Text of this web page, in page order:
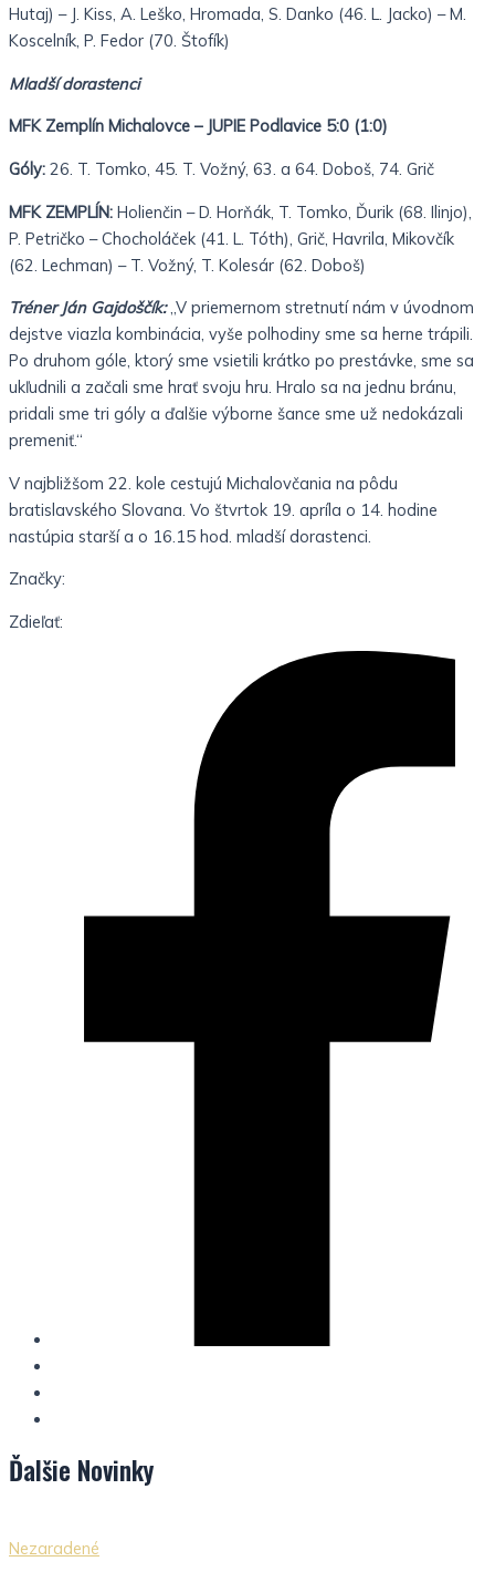
Hutaj) – J. Kiss, A. Leško, Hromada, S. Danko (46. L. Jacko) – M.
Koscelník, P. Fedor (70. Štofík)
Mladší dorastenci
MFK Zemplín Michalovce – JUPIE Podlavice 5:0 (1:0)
Góly: 26. T. Tomko, 45. T. Vožný, 63. a 64. Doboš, 74. Grič
MFK ZEMPLÍN: Holienčin – D. Horňák, T. Tomko, Ďurik (68. Ilinjo),
P. Petričko – Chocholáček (41. L. Tóth), Grič, Havrila, Mikovčík
(62. Lechman) – T. Vožný, T. Kolesár (62. Doboš)
Tréner Ján Gajdoščík:„V priemernom stretnutí nám v úvodnom
dejstve viazla kombinácia, vyše polhodiny sme sa herne trápili.
Po druhom góle, ktorý sme vsietili krátko po prestávke, sme sa
ukľudnili a začali sme hrať svoju hru. Hralo sa na jednu bránu,
pridali sme tri góly a ďalšie výborne šance sme už nedokázali
premeniť.“
V najbližšom 22. kole cestujú Michalovčania na pôdu
bratislavského Slovana. Vo štvrtok 19. apríla o 14. hodine
nastúpia starší a o 16.15 hod. mladší dorastenci.
Značky:
Zdieľať:
Ďalšie Novinky
Nezaradené